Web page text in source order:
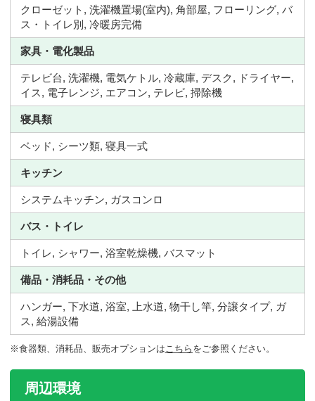
クローゼット, 洗濯機置場(室内), 角部屋, フローリング, バ
ス・トイレ別, 冷暖房完備
家具・電化製品
テレビ台, 洗濯機, 電気ケトル, 冷蔵庫, デスク, ドライヤー,
イス, 電子レンジ, エアコン, テレビ, 掃除機
寝具類
ベッド, シーツ類, 寝具一式
キッチン
システムキッチン, ガスコンロ
バス・トイレ
トイレ, シャワー, 浴室乾燥機, バスマット
備品・消耗品・その他
ハンガー, 下水道, 浴室, 上水道, 物干し竿, 分譲タイプ, ガ
ス, 給湯設備
※食器類、消耗品、販売オプションは こちら をご参照ください。
周辺環境